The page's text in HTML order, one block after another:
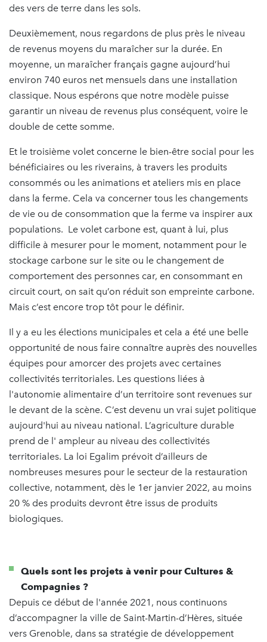
des vers de terre dans les sols.
Deuxièmement, nous regardons de plus près le niveau
de revenus moyens du maraîcher sur la durée. En
moyenne, un maraîcher français gagne aujourd’hui
environ 740 euros net mensuels dans une installation
classique. Nous espérons que notre modèle puisse
garantir un niveau de revenus plus conséquent, voire le
double de cette somme.
Et le troisième volet concerne le bien-être social pour les
bénéficiaires ou les riverains, à travers les produits
consommés ou les animations et ateliers mis en place
dans la ferme. Cela va concerner tous les changements
de vie ou de consommation que la ferme va inspirer aux
populations. Le volet carbone est, quant à lui, plus
difficile à mesurer pour le moment, notamment pour le
stockage carbone sur le site ou le changement de
comportement des personnes car, en consommant en
circuit court, on sait qu’on réduit son empreinte carbone.
Mais c’est encore trop tôt pour le définir.
Il y a eu les élections municipales et cela a été une belle
opportunité de nous faire connaître auprès des nouvelles
équipes pour amorcer des projets avec certaines
collectivités territoriales. Les questions liées à
l'autonomie alimentaire d’un territoire sont revenues sur
le devant de la scène. C’est devenu un vrai sujet politique
aujourd'hui au niveau national. L’agriculture durable
prend de l' ampleur au niveau des collectivités
territoriales. La loi Egalim prévoit d’ailleurs de
nombreuses mesures pour le secteur de la restauration
collective, notamment, dès le 1er janvier 2022, au moins
20 % des produits devront être issus de produits
biologiques.
Quels sont les projets à venir pour Cultures &
Compagnies ?
Depuis ce début de l'année 2021, nous continuons
d’accompagner la ville de Saint-Martin-d’Hères, située
vers Grenoble, dans sa stratégie de développement